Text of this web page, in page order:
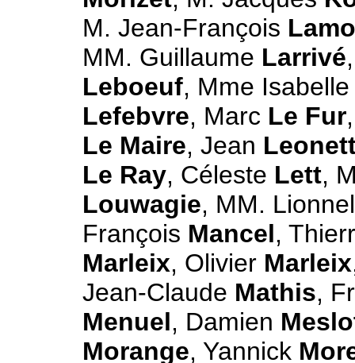
M. Jean-François
MM. Guillaume Larrivé
Leboeuf, Mme
Lefebvre, Marc Le Fur
Le Maire, Jean
Le Ray, Céleste Lett,
Louwagie, MM.
François Mancel,
Marleix, Olivier Marleix
Jean-Claude Mathis,
Menuel, Damien
Morange, Yannick